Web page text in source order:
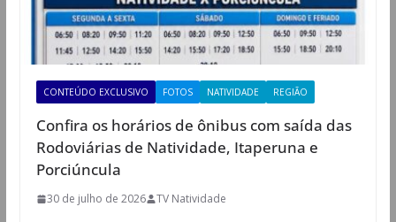
CONTEÚDO EXCLUSIVO FOTOS NATIVIDADE REGIÃO
Confira os horários de ônibus com saída das
Rodoviárias de Natividade, Itaperuna e
Porciúncula
30 de julho de 2026 TV Natividade